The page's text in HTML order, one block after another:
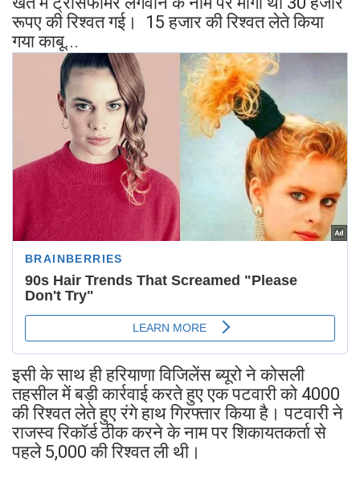
रूपए की रिश्वत गई। 15 हजार की रिश्वत लेते किया
गया काबू...
इसी के साथ ही हरियाणा विजिलेंस ब्यूरो ने कोसली
तहसील में बड़ी कार्रवाई करते हुए एक पटवारी को 4000
की रिश्वत लेते हुए रंगे हाथ गिरफ्तार किया है। पटवारी ने
राजस्व रिकॉर्ड ठीक करने के नाम पर शिकायतकर्ता से
पहले 5,000 की रिश्वत ली थी।